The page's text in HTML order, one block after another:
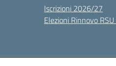
Iscrizioni 2026/27
Elezioni Rinnovo